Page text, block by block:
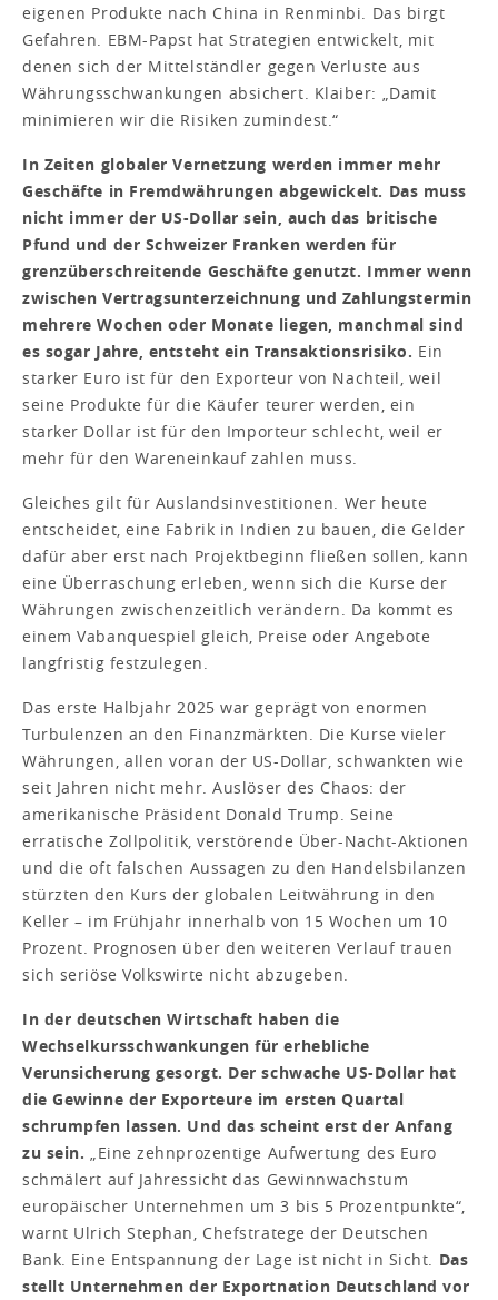
eigenen Produkte nach China in Renminbi. Das birgt
Gefahren. EBM-Papst hat Strategien entwickelt, mit
denen sich der Mittelständler gegen Verluste aus
Währungsschwankungen absichert. Klaiber: „Damit
minimieren wir die Risiken zumindest.“
In Zeiten globaler Vernetzung werden immer mehr
Geschäfte in Fremdwährungen abgewickelt. Das muss
nicht immer der US-Dollar sein, auch das britische
Pfund und der Schweizer Franken werden für
grenzüberschreitende Geschäfte genutzt. Immer wenn
zwischen Vertragsunterzeichnung und Zahlungstermin
mehrere Wochen oder Monate liegen, manchmal sind
es sogar Jahre, entsteht ein Transaktionsrisiko. Ein
starker Euro ist für den Exporteur von Nachteil, weil
seine Produkte für die Käufer teurer werden, ein
starker Dollar ist für den Importeur schlecht, weil er
mehr für den Wareneinkauf zahlen muss.
Gleiches gilt für Auslandsinvestitionen. Wer heute
entscheidet, eine Fabrik in Indien zu bauen, die Gelder
dafür aber erst nach Projektbeginn fließen sollen, kann
eine Überraschung erleben, wenn sich die Kurse der
Währungen zwischenzeitlich verändern. Da kommt es
einem Vabanquespiel gleich, Preise oder Angebote
langfristig festzulegen.
Das erste Halbjahr 2025 war geprägt von enormen
Turbulenzen an den Finanzmärkten. Die Kurse vieler
Währungen, allen voran der US-Dollar, schwankten wie
seit Jahren nicht mehr. Auslöser des Chaos: der
amerikanische Präsident Donald Trump. Seine
erratische Zollpolitik, verstörende Über-Nacht-Aktionen
und die oft falschen Aussagen zu den Handelsbilanzen
stürzten den Kurs der globalen Leitwährung in den
Keller – im Frühjahr innerhalb von 15 Wochen um 10
Prozent. Prognosen über den weiteren Verlauf trauen
sich seriöse Volkswirte nicht abzugeben.
In der deutschen Wirtschaft haben die
Wechselkursschwankungen für erhebliche
Verunsicherung gesorgt. Der schwache US-Dollar hat
die Gewinne der Exporteure im ersten Quartal
schrumpfen lassen. Und das scheint erst der Anfang
zu sein. „Eine zehnprozentige Aufwertung des Euro
schmälert auf Jahressicht das Gewinnwachstum
europäischer Unternehmen um 3 bis 5 Prozentpunkte“,
warnt Ulrich Stephan, Chefstratege der Deutschen
Bank. Eine Entspannung der Lage ist nicht in Sicht. Das
stellt Unternehmen der Exportnation Deutschland vor